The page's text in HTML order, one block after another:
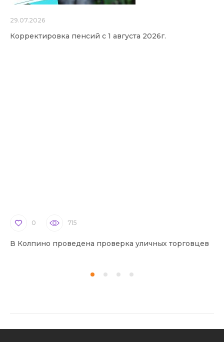
29.07.2026
Корректировка пенсий с 1 августа 2026г.
0 715
В Колпино проведена проверка уличных торговцев